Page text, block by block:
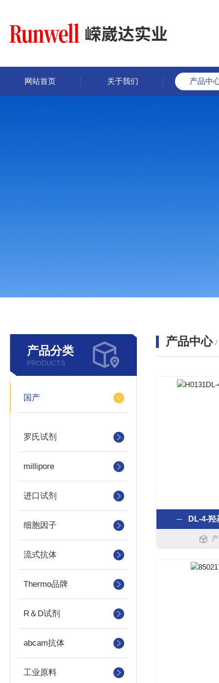
网站首页 关于我们 产品中
产品分类
PRODUCTS
国产
罗氏试剂
millipore
进口试剂
细胞因子
流式抗体
Thermo品牌
R＆D试剂
abcam抗体
工业原料
产品中心 /
DL-4-羟